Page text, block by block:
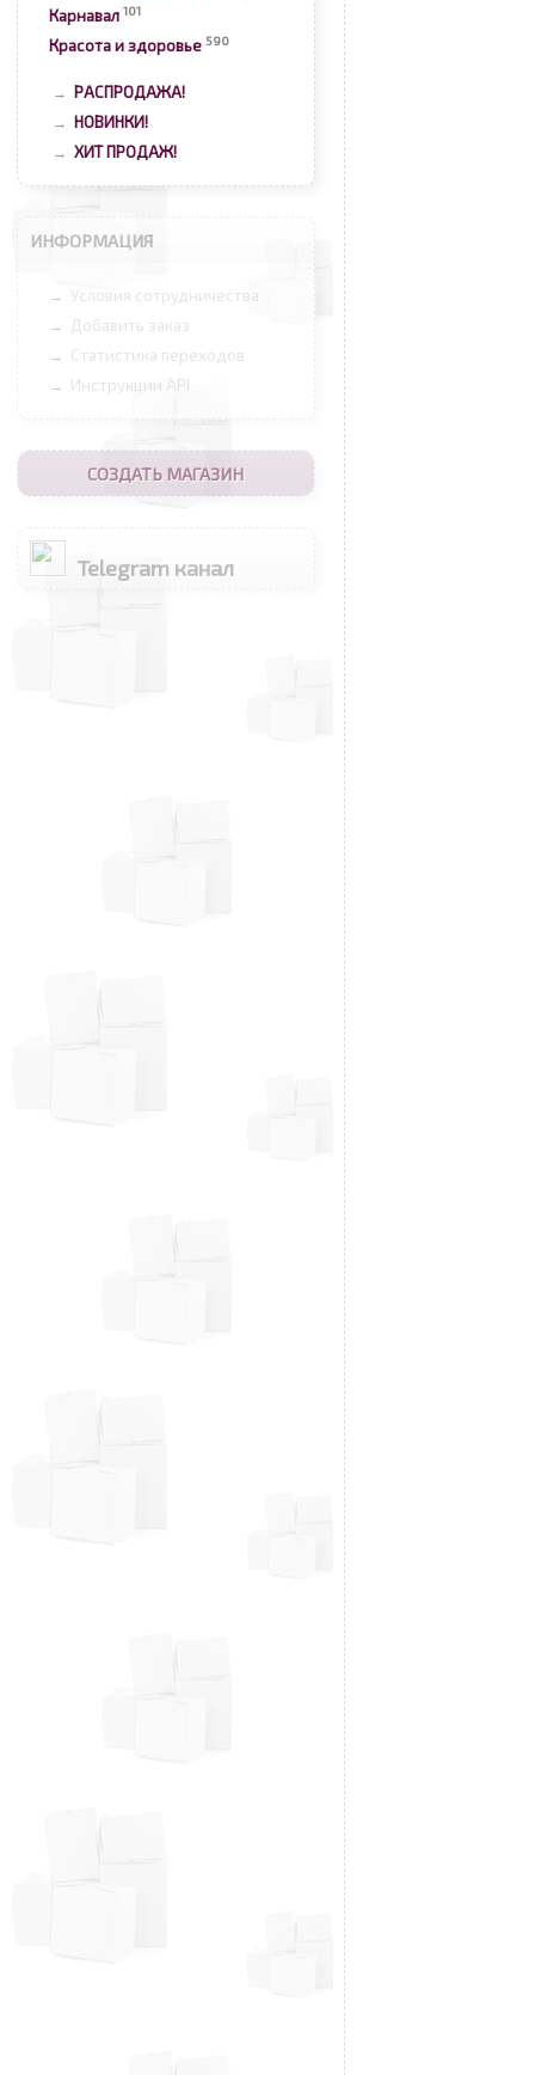
Карнавал 101
Красота и здоровье 590
→ РАСПРОДАЖА!
→ НОВИНКИ!
→ ХИТ ПРОДАЖ!
ИНФОРМАЦИЯ
→ Условия сотрудничества
→ Добавить заказ
→ Статистика переходов
→ Инструкции API
СОЗДАТЬ МАГАЗИН
Telegram канал